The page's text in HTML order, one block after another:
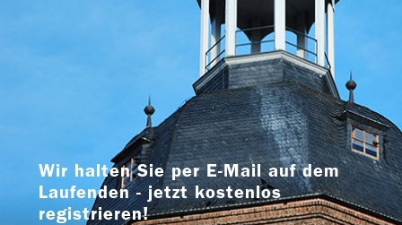
Wir halten Sie per E-Mail auf dem
Laufenden - jetzt kostenlos
registrieren!